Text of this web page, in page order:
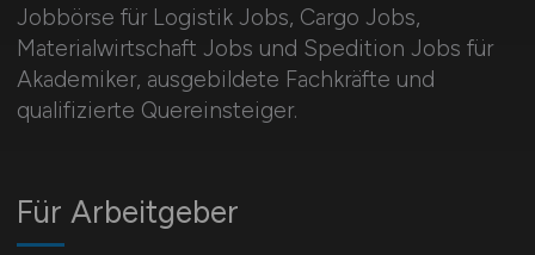
Jobbörse für Logistik Jobs, Cargo Jobs,
Materialwirtschaft Jobs und Spedition Jobs für
Akademiker, ausgebildete Fachkräfte und
qualifizierte Quereinsteiger.
Für Arbeitgeber